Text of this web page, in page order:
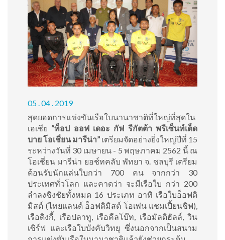
05 . 04 . 2019
สุดยอดการแข่งขันเรือใบนานาชาติที่ใหญ่ที่สุดใน
เอเชีย “ท็อป ออฟ เดอะ กัฟ รีกัตต้า พรีเซ็นท์เต็ด
บาย โอเชี่ยน มารีน่า” เตรียมจัดอย่างยิ่งใหญ่ปีที่ 15
ระหว่างวันที่ 30 เมษายน - 5 พฤษภาคม 2562 นี้ ณ
โอเชี่ยน มารีน่า ยอช์ทคลับ พัทยา จ. ชลบุรี เตรียม
ต้อนรับนักแล่นใบกว่า 700 คน จากกว่า 30
ประเทศทั่วโลก และคาดว่า จะมีเรือใบ กว่า 200
ลำลงชิงชัยทั้งหมด 16 ประเภท อาทิ เรือใบอ็อฟติ
มิสต์ (ไทยแลนด์ อ็อฟติมิสต์ โอเพ่น แชมเปี้ยนชิฟ),
เรือดิงกี้, เรือปลาทู, เรือคีลโบ๊ท, เรือมัลติฮัลล์, วิน
เซิร์ฟ และเรือใบบังคับวิทยุ ซึ่งนอกจากเป็นสนาม